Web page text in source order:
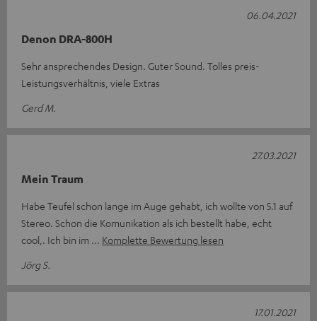
Denon DRA-800H
Sehr ansprechendes Design. Guter Sound. Tolles preis-
Leistungsverhältnis, viele Extras
Gerd M.
06.04.2021
Mein Traum
Habe Teufel schon lange im Auge gehabt, ich wollte von 5.1 auf
Stereo. Schon die Komunikation als ich bestellt habe, echt
cool,. Ich bin im
Komplette Bewertung lesen
Jörg S.
27.03.2021
17.01.2021